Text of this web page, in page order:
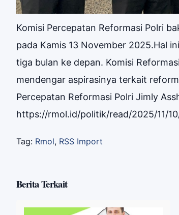
Komisi Percepatan Reformasi Polri
pada Kamis 13 November 2025.Hal
tiga bulan ke depan. Komisi
mendengar aspirasinya terkait
Percepatan Reformasi Polri Jimly
https://rmol.id/politik/read/2025/11/
Tag: Rmol, RSS Import
Berita Terkait